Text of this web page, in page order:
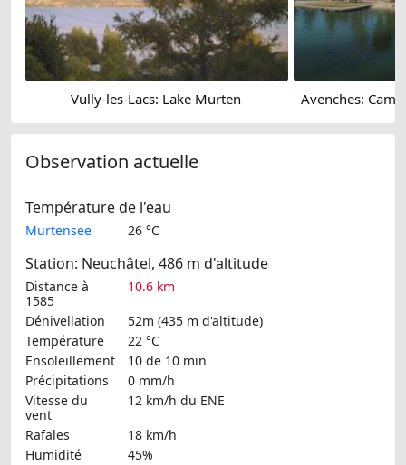
Vully-les-Lacs: Lake Murten
Observation actuelle
Température de l'eau
Murtensee 26 °C
Station: Neuchâtel, 486 m d'altitude
Distance à
1585
10.6 km
Dénivellation
52m (435 m d'altitude)
Température
22 °C
Ensoleillement
10 de 10 min
Précipitations
0 mm/h
Vitesse du
vent
12 km/h du ENE
Rafales
18 km/h
Humidité
45%